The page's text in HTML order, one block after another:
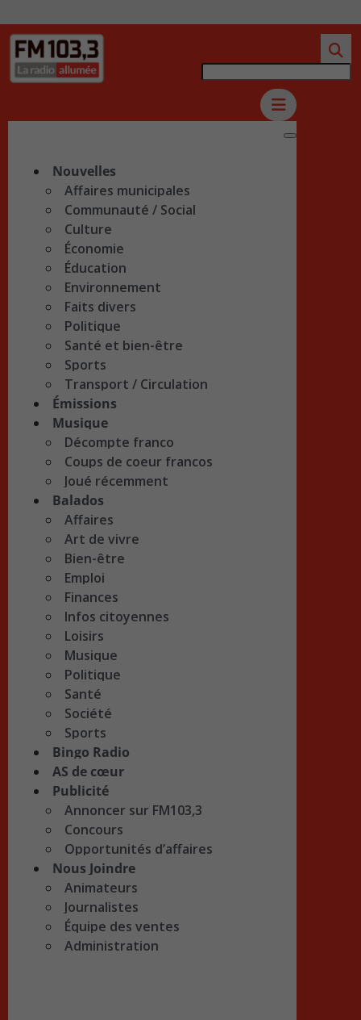
Nouvelles
Affaires municipales
Communauté / Social
Culture
Économie
Éducation
Environnement
Faits divers
Politique
Santé et bien-être
Sports
Transport / Circulation
Émissions
Musique
Décompte franco
Coups de coeur francos
Joué récemment
Balados
Affaires
Art de vivre
Bien-être
Emploi
Finances
Infos citoyennes
Loisirs
Musique
Politique
Santé
Société
Sports
Bingo Radio
AS de cœur
Publicité
Annoncer sur FM103,3
Concours
Opportunités d’affaires
Nous Joindre
Animateurs
Journalistes
Équipe des ventes
Administration